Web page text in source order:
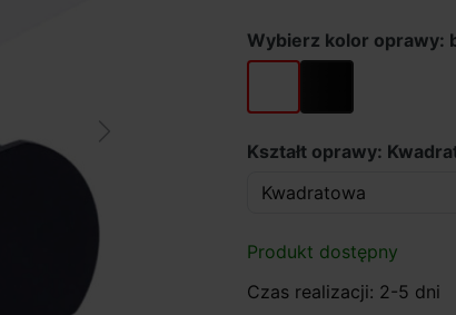
Wybierz kolor oprawy:
biały czarny
Kształt oprawy:
Produkt dostępny
Czas realizacji: 2-5 dni